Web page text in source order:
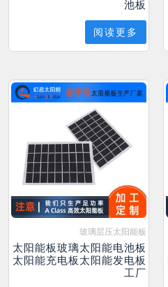
池板
阅读更多
玻璃层压太阳能板
太阳能板玻璃太阳能电池板
太阳能充电板太阳能发电板
工厂